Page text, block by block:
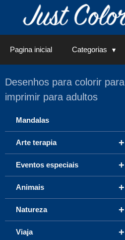
Pagina inicial Categorias
Desenhos para colorir para
imprimir para adultos
Mandalas
+
Arte terapia
+
Eventos especiais
+
Animais
+
Natureza
+
Viaja